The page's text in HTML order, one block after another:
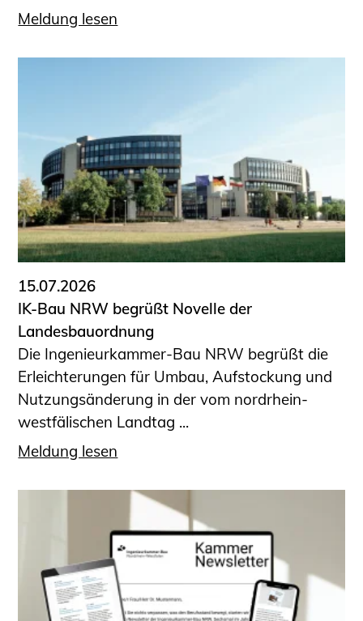
Meldung lesen
15.07.2026
IK-Bau NRW begrüßt Novelle der
Landesbauordnung
Die Ingenieurkammer-Bau NRW begrüßt die
Erleichterungen für Umbau, Aufstockung und
Nutzungsänderung in der vom nordrhein-
westfälischen Landtag ...
Meldung lesen